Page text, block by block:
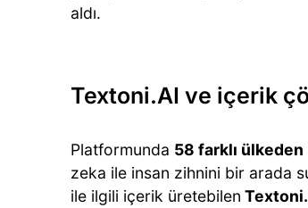
aldı.
Textoni.AI ve içerik
Platformunda 58 farklı
zeka ile insan zihnini bir arada
ile ilgili içerik üretebilen